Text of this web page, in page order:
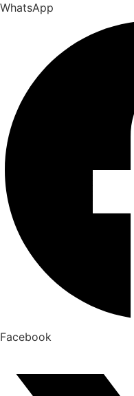
WhatsApp
Facebook